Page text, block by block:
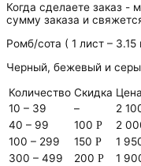
Когда сделаете заказ -
сумму заказа и
Ромб/сота ( 1 лист –
Черный, бежевый и
Количество Скидка
10 – 39
– 2
40 – 99 100 Р 2
100 – 299 150 Р 1
300 – 499 200 Р 1